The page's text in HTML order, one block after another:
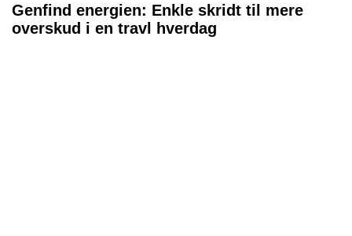
Genfind energien: Enkle skridt til mere
overskud i en travl hverdag